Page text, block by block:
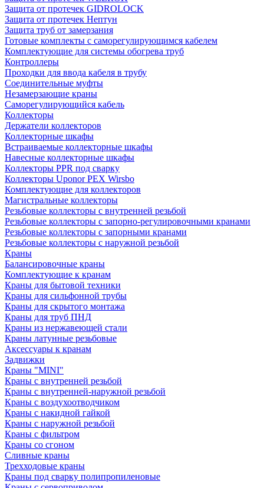
Защита от протечек GIDROLOCK
Защита от протечек Нептун
Защита труб от замерзания
Готовые комплекты с саморегулирующимся кабелем
Комплектующие для системы обогрева труб
Контроллеры
Проходки для ввода кабеля в трубу
Соединительные муфты
Незамерзающие краны
Саморегулирующийся кабель
Коллекторы
Держатели коллекторов
Коллекторные шкафы
Встраиваемые коллекторные шкафы
Навесные коллекторные шкафы
Коллекторы PPR под сварку
Коллекторы Uponor PEX Wirsbo
Комплектующие для коллекторов
Магистральные коллекторы
Резьбовые коллекторы с внутренней резьбой
Резьбовые коллекторы с запорно-регулировочными кранами
Резьбовые коллекторы с запорными кранами
Резьбовые коллекторы с наружной резьбой
Краны
Балансировочные краны
Комплектующие к кранам
Краны для бытовой техники
Краны для сильфонной трубы
Краны для скрытого монтажа
Краны для труб ПНД
Краны из нержавеющей стали
Краны латунные резьбовые
Аксессуары к кранам
Задвижки
Краны "MINI"
Краны с внутренней резьбой
Краны с внутренней-наружной резьбой
Краны с воздухоотводчиком
Краны с накидной гайкой
Краны с наружной резьбой
Краны с фильтром
Краны со сгоном
Сливные краны
Трехходовые краны
Краны под сварку полипропиленовые